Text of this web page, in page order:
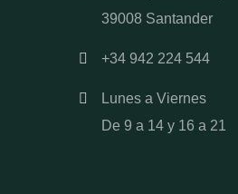
39008 Santander
+34 942 224 544
Lunes a Viernes
De 9 a 14 y 16 a 21